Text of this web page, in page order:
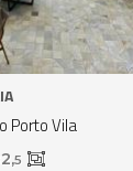
Porto Vila
5